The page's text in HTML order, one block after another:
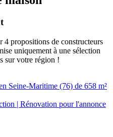
propositions de constructeurs
uniquement à une sélection
sur votre région !